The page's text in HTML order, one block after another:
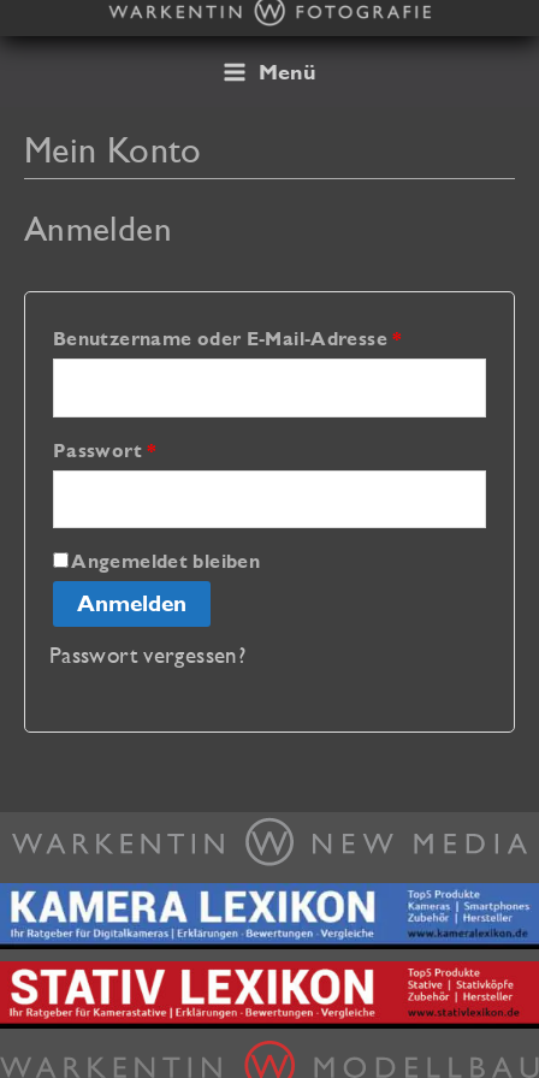
Inhalt
Menü
Mein Konto
Anmelden
Benutzername oder E-Mail-Adresse*
Passwort*
Angemeldet bleiben
Anmelden
Passwort vergessen?